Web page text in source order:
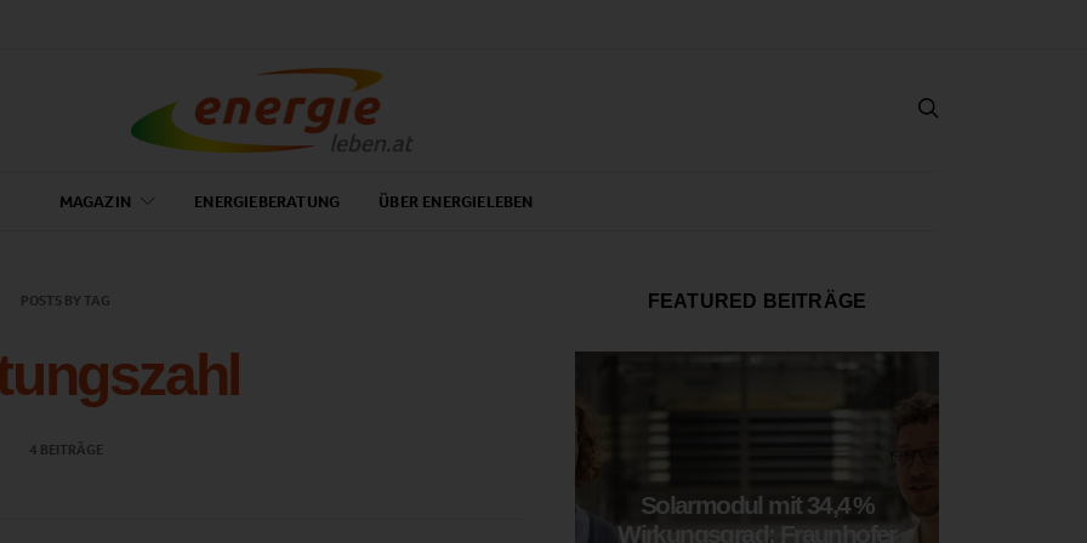
MAGAZIN ENERGIEBERATUNG ÜBER ENERGIELEBEN
POSTS BY TAG
4 BEITRÄGE
FEATURED BEITRÄGE
Solarmodul mit 34,4 %
Wirkungsgrad: Fraunhofer